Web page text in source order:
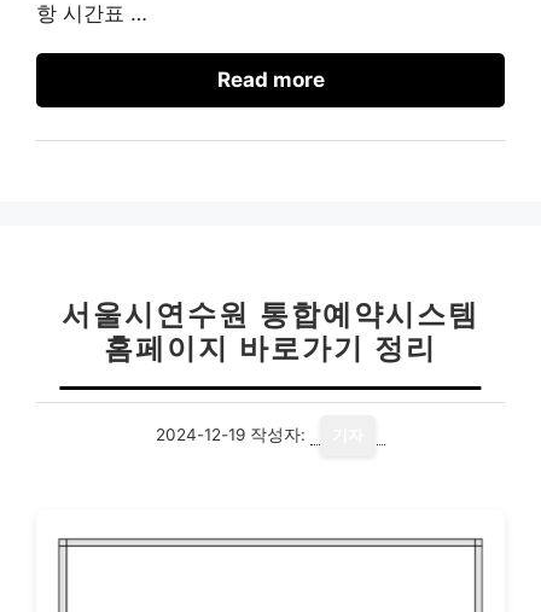
항 시간표 …
Read more
서울시연수원 통합예약시스템
홈페이지 바로가기 정리
2024-12-19 작성자: